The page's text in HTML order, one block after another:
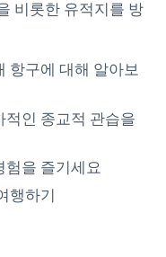
비롯한 유적지를 방
항구에 대해 알아보
인 종교적 관습을
험을 즐기세요
행하기